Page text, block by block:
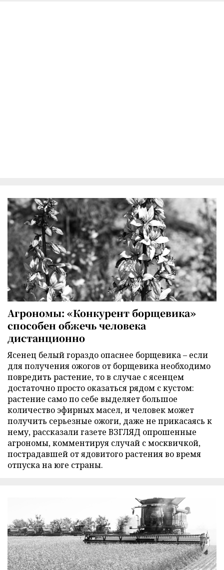
Агрономы: «Конкурент борщевика»
способен обжечь человека
дистанционно
Ясенец белый гораздо опаснее борщевика – если
для получения ожогов от борщевика необходимо
повредить растение, то в случае с ясенцем
достаточно просто оказаться рядом с кустом:
растение само по себе выделяет большое
количество эфирных масел, и человек может
получить серьезные ожоги, даже не прикасаясь к
нему, рассказали газете ВЗГЛЯД опрошенные
агрономы, комментируя случай с москвичкой,
пострадавшей от ядовитого растения во время
отпуска на юге страны.